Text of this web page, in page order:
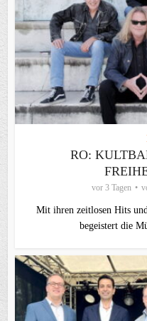
RO:
vor 3 Tagen
Mit ihren zeitlosen Hits
begeistert die